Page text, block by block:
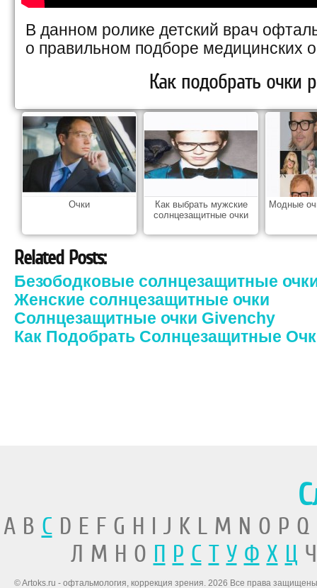
В данном ролике детский врач
о правильном подборе медицинских
Как подобрать очки
Очки
Как выбрать мужские
солнцезащитные очки
Модные
Related Posts:
Безободковые солнцезащитные
Женские солнцезащитные очки
Солнцезащитные очки Givenchy
Как Подобрать Солнцезащитные
A B CD E F G H I J K L M N O P
Л М Н О П Р С Т У Ф Х Ц
© Artoks.ru - офтальмология, коррекция зрения. 2026 Все права